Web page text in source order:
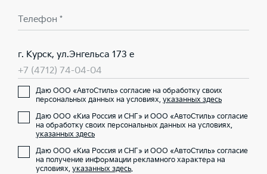
Телефон *
г. Курск, ул.Энгельса 173 е
+7 (4712) 74-04-04
Даю ООО «АвтоСтиль» согласие на обработку своих
персональных данных на условиях, указанных здесь
Даю ООО «Киа Россия и СНГ» и ООО «АвтоСтиль» согласие
на обработку своих персональных данных на условиях,
указанных здесь
Даю ООО «Киа Россия и СНГ» и ООО «АвтоСтиль» согласие
на получение информации рекламного характера на
условиях, указанных здесь.